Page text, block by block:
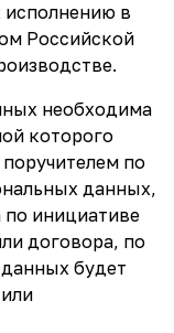
в
Российской
необходима
которого
по
данных,
по инициативе
договора, по
будет